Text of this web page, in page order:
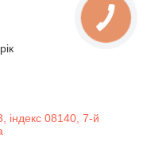
індекс 08140, 7-й